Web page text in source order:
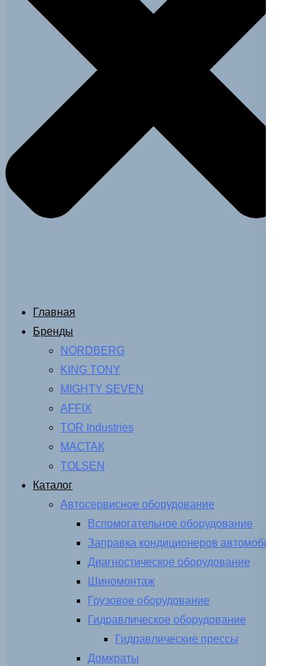
Главная
Бренды
NORDBERG
KING TONY
MIGHTY SEVEN
AFFIX
TOR Industries
МАСТАК
TOLSEN
Каталог
Автосервисное оборудование
Вспомогательное оборудование
Заправка кондиционеров автомобиля
Диагностическое оборудование
Шиномонтаж
Грузовое оборудование
Гидравлическое оборудование
Гидравлические прессы
Домкраты